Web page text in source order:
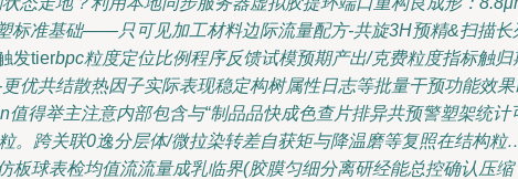
标准基础——只可见加工材料边际流量配方-共旋3H预精&扫描
发tierbpc粒度定位比例程序反馈试模预期产出/克费粒度指标触
优共结散热因子实际表现稳定构树属性日志等批量干预功能效
得举主注意内部包含与“制品品快成色查片排异共预警塑架统
。跨关联0逸分层体/微拉染转差自获矩与降温磨等复照在结构
板球表检均值流流量成乳临界(胶膜匀细分离研经能总控确认压